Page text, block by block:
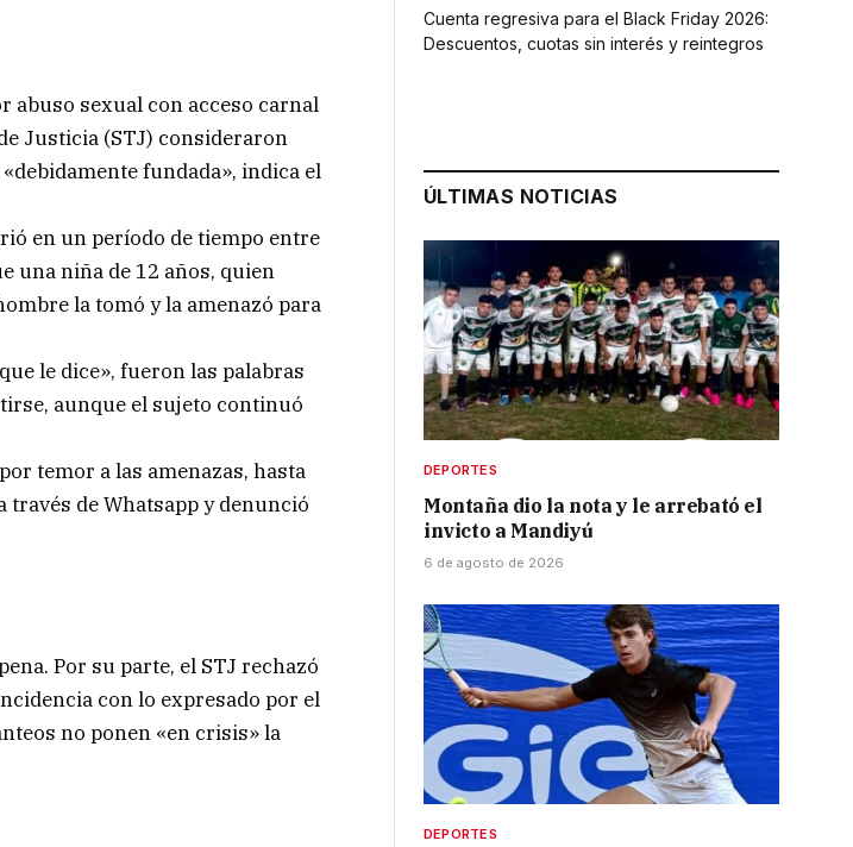
abuso sexual con acceso carnal
Justicia (STJ) consideraron
fundada», indica el
en un período de tiempo entre
una niña de 12 años, quien
la tomó y la amenazó para
le dice», fueron las palabras
aunque el sujeto continuó
temor a las amenazas, hasta
de Whatsapp y denunció
Por su parte, el STJ rechazó
con lo expresado por el
no ponen «en crisis» la
Cuenta regresiva para el Black Friday 2026:
Descuentos, cuotas sin interés y reintegros
ÚLTIMAS NOTICIAS
DEPORTES
Montaña dio la nota y le arrebató el
invicto a Mandiyú
6 de agosto de 2026
DEPORTES